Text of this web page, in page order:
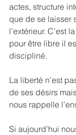
actes, structure
que de se laisser
l’extérieur. C’est
pour être libre il
discipliné.
La liberté n’est
de ses désirs
nous rappelle
Si aujourd’hui